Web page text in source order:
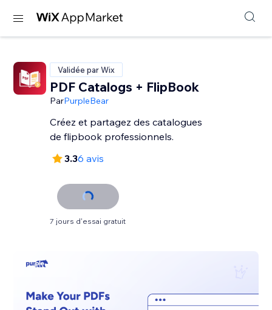
Validée par Wix
PDF Catalogs + FlipBook
ParPurpleBear
Créez et partagez des catalogues
de flipbook professionnels.
3.36 avis
7 jours d'essai gratuit